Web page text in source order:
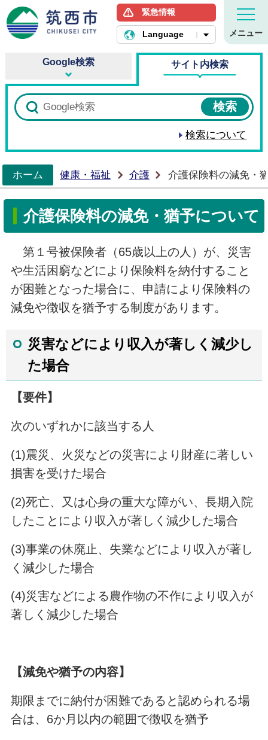
筑西市ホームページ
緊急情報
Language メニュー
Google検索 サイト内検索
検索について
ホーム
健康・福祉 介護 介護保険料の減免・
介護保険料の減免・猶予について
第１号被保険者（65歳以上の人）が、災害
や生活困窮などにより保険料を納付すること
が困難となった場合に、申請により保険料の
減免や徴収を猶予する制度があります。
災害などにより収入が著しく減少し
た場合
【要件】
次のいずれかに該当する人
(1)震災、火災などの災害により財産に著しい
損害を受けた場合
(2)死亡、又は心身の重大な障がい、長期入院
したことにより収入が著しく減少した場合
(3)事業の休廃止、失業などにより収入が著し
く減少した場合
(4)災害などによる農作物の不作により収入が
著しく減少した場合
【減免や猶予の内容】
期限までに納付が困難であると認められる場
合は、6か月以内の範囲で徴収を猶予